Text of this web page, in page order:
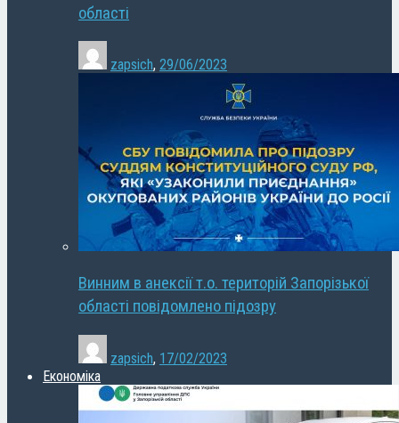
області
zapsich, 29/06/2023
Винним в анексії т.о. територій Запорізької
області повідомлено підозру
zapsich, 17/02/2023
Економіка